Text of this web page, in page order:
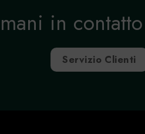
in
Servizio Clienti